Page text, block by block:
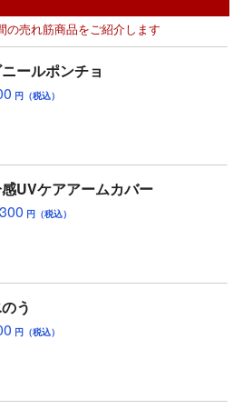
の売れ筋商品をご紹介します
ニールポンチョ
円（税込）
UVケアアームカバー
円（税込）
う
円（税込）